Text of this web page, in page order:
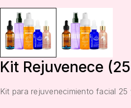
Kit Rejuvenece
Kit para rejuvenecimiento facial 25